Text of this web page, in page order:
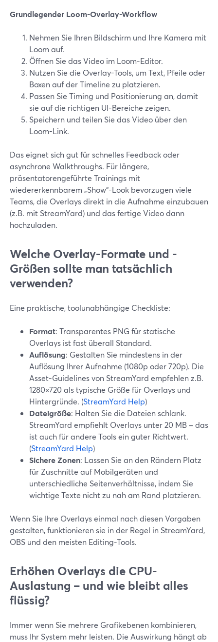
Grundlegender Loom-Overlay-Workflow
Nehmen Sie Ihren Bildschirm und Ihre Kamera mit
Loom auf.
Öffnen Sie das Video im Loom-Editor.
Nutzen Sie die Overlay-Tools, um Text, Pfeile oder
Boxen auf der Timeline zu platzieren.
Passen Sie Timing und Positionierung an, damit
sie auf die richtigen UI-Bereiche zeigen.
Speichern und teilen Sie das Video über den
Loom-Link.
Das eignet sich gut für schnelles Feedback oder
asynchrone Walkthroughs. Für längere,
präsentatorengeführte Trainings mit
wiedererkennbarem „Show“-Look bevorzugen viele
Teams, die Overlays direkt in die Aufnahme einzubauen
(z.B. mit StreamYard) und das fertige Video dann
hochzuladen.
Welche Overlay-Formate und -
Größen sollte man tatsächlich
verwenden?
Eine praktische, toolunabhängige Checkliste:
Format: Transparentes PNG für statische
Overlays ist fast überall Standard.
Auflösung: Gestalten Sie mindestens in der
Auflösung Ihrer Aufnahme (1080p oder 720p). Die
Asset-Guidelines von StreamYard empfehlen z.B.
1280×720 als typische Größe für Overlays und
Hintergründe. (StreamYard Help)
Dateigröße: Halten Sie die Dateien schlank.
StreamYard empfiehlt Overlays unter 20 MB – das
ist auch für andere Tools ein guter Richtwert.
(StreamYard Help)
Sichere Zonen: Lassen Sie an den Rändern Platz
für Zuschnitte auf Mobilgeräten und
unterschiedliche Seitenverhältnisse, indem Sie
wichtige Texte nicht zu nah am Rand platzieren.
Wenn Sie Ihre Overlays einmal nach diesen Vorgaben
gestalten, funktionieren sie in der Regel in StreamYard,
OBS und den meisten Editing-Tools.
Erhöhen Overlays die CPU-
Auslastung – und wie bleibt alles
flüssig?
Immer wenn Sie mehrere Grafikebenen kombinieren,
muss Ihr System mehr leisten. Die Auswirkung hängt ab